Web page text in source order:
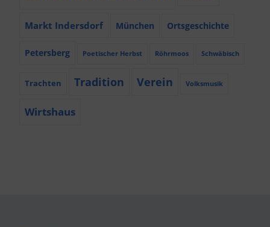
Markt Indersdorf München Ortsgeschichte
Petersberg Poetischer Herbst Röhrmoos Schwäbisch
Trachten Tradition Verein Volksmusik
Wirtshaus